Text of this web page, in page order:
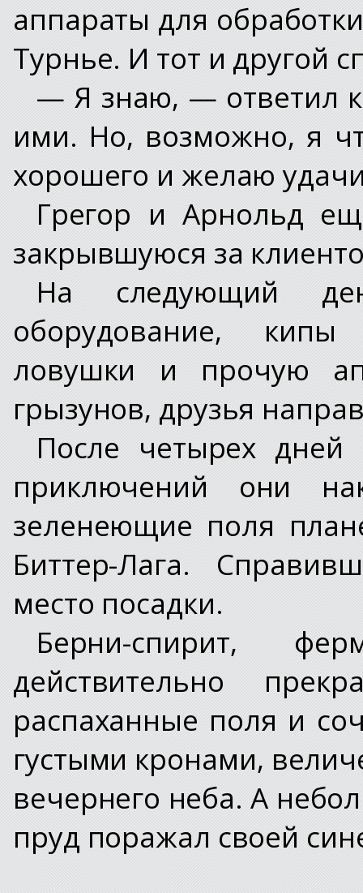
аппараты для
Турнье. И тот и другой
— Я знаю, — ответил
ими. Но, возможно, я
хорошего и желаю
Грегор и Арнольд
закрывшуюся за
На следующий
оборудование, кипы
ловушки и прочую
грызунов, друзья
После четырех дней
приключений они
зеленеющие поля
Биттер-Лага.
место посадки.
Берни-спирит,
действительно
распаханные поля и
густыми кронами,
вечернего неба. А
пруд поражал своей